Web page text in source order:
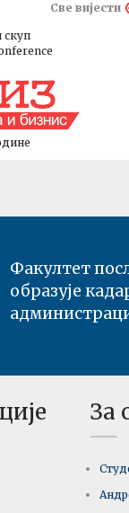
Све вијести
скуп
Факултет
образује
За